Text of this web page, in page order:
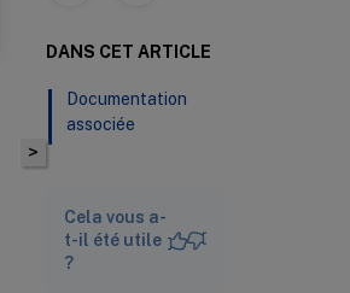
>
DANS CET ARTICLE
Documentation
associée
Cela vous a-
t-il été utile
?